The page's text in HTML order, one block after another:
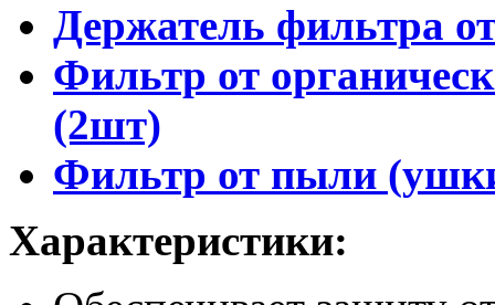
Держатель фильтра
Фильтр от
(2шт)
Фильтр от пыли
Характеристики: